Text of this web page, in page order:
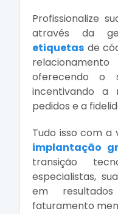
Profissionalize
através da
etiquetas de
oferecendo o
incentivando a
pedidos e a
Tudo isso com
implantação
transição
especialistas,
em
faturamento